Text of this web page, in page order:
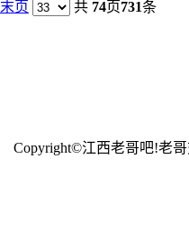
末页 共 74页731条
Copyright©江西老哥吧!老